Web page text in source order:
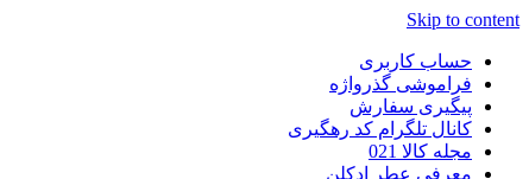
Skip to content
حساب کاربری
فراموشی گذرواژه
پیگیری سفارش
کانال تلگرام کد رهگیری
مجله کالا 021
معرفی عطر ادکلن